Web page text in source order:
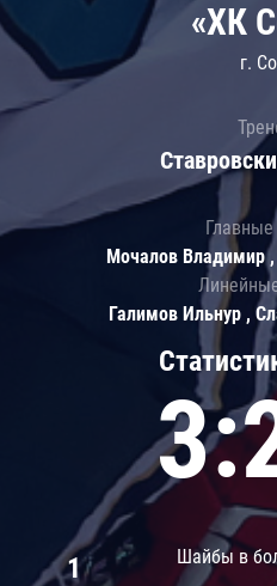
Шайбы в
1
«ХК
г.
Главные
Мочалов Владимир
Галимов Ильнур ,